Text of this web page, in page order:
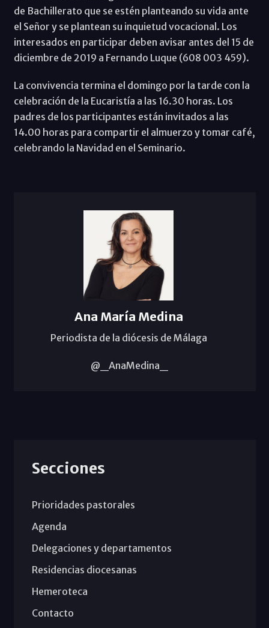
de Bachillerato que se estén planteando su vida ante
el Señor y se plantean su inquietud vocacional. Los
interesados en participar deben avisar antes del 15 de
diciembre de 2019 a Fernando Luque (608 003 459).
La convivencia termina el domingo por la tarde con la
celebración de la Eucaristía a las 16.30 horas. Los
padres de los participantes están invitados a las
14.00 horas para compartir el almuerzo y tomar café,
celebrando la Navidad en el Seminario.
Ana María Medina
Periodista de la diócesis de Málaga
@_AnaMedina_
Secciones
Prioridades pastorales
Agenda
Delegaciones y departamentos
Residencias diocesanas
Hemeroteca
Contacto